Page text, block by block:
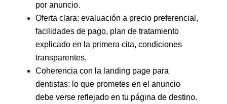
por anuncio.
Oferta clara: evaluación a precio preferencial,
facilidades de pago, plan de tratamiento
explicado en la primera cita, condiciones
transparentes.
Coherencia con la landing page para
dentistas: lo que prometes en el anuncio
debe verse reflejado en tu página de destino.